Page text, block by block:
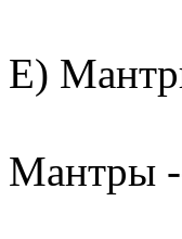
Е)
Мантры